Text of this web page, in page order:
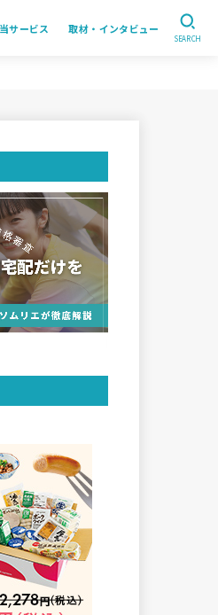
サービス 取材・インタビュー
SEARCH